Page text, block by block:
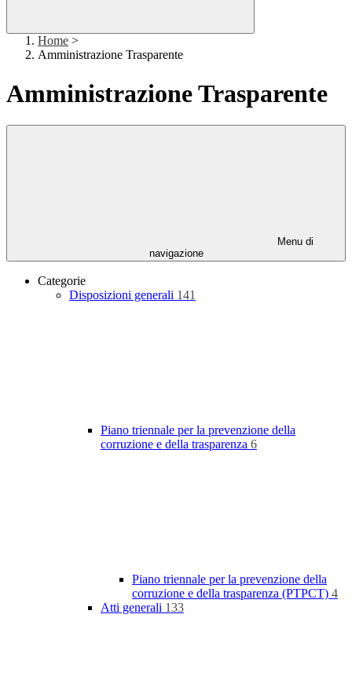
Home >
Amministrazione Trasparente
Amministrazione Trasparente
Menu di
navigazione
Categorie
Disposizioni generali 141
Piano triennale per la prevenzione della
corruzione e della trasparenza 6
Piano triennale per la prevenzione della
corruzione e della trasparenza (PTPCT) 4
Atti generali 133